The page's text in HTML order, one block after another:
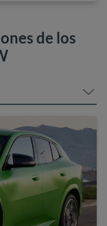
de los